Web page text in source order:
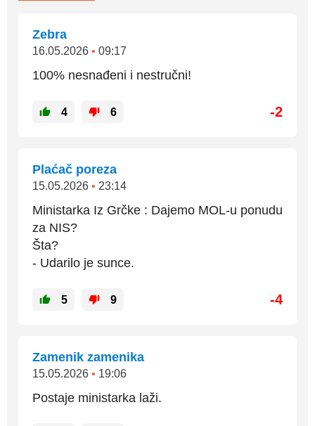
Zebra
16.05.2026 • 09:17
100% nesnađeni i nestručni!
4 6 -2
Plaćač poreza
15.05.2026 • 23:14
Ministarka Iz Grčke : Dajemo MOL-u ponudu
za NIS?
Šta?
- Udarilo je sunce.
5 9 -4
Zamenik zamenika
15.05.2026 • 19:06
Postaje ministarka laži.